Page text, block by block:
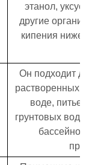
этанол,
другие
кипения ниже
Он подходит
растворенных
воде,
грунтовых